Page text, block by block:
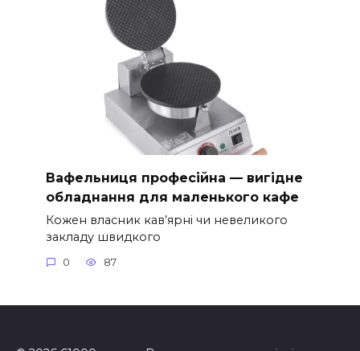
Вафельниця професійна — вигідне
обладнання для маленького кафе
Кожен власник кав’ярні чи невеликого
закладу швидкого
0 87